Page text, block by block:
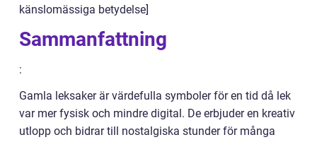
känslomässiga betydelse]
Sammanfattning
:
Gamla leksaker är värdefulla symboler för en tid då lek
var mer fysisk och mindre digital. De erbjuder en kreativ
utlopp och bidrar till nostalgiska stunder för många